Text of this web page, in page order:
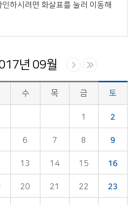
하시려면 화살표를 눌러 이동해
년 09월
수 목 금 토
1 2
6 7 8 9
13 14 15 16
20 21 22 23